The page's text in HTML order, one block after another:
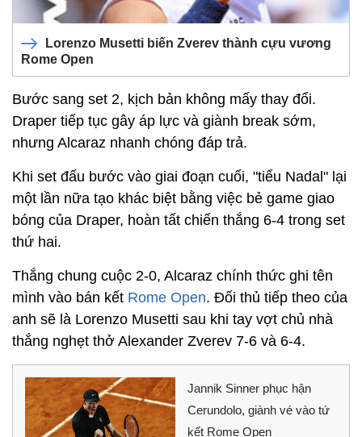
Lorenzo Musetti biến Zverev thành cựu vương
Rome Open
Bước sang set 2, kịch bản không mấy thay đổi.
Draper tiếp tục gây áp lực và giành break sớm,
nhưng Alcaraz nhanh chóng đáp trả.
Khi set đấu bước vào giai đoạn cuối, "tiểu Nadal" lại
một lần nữa tạo khác biệt bằng việc bẻ game giao
bóng của Draper, hoàn tất chiến thắng 6-4 trong set
thứ hai.
Thắng chung cuộc 2-0, Alcaraz chính thức ghi tên
mình vào bán kết Rome Open. Đối thủ tiếp theo của
anh sẽ là Lorenzo Musetti sau khi tay vợt chủ nhà
thắng nghẹt thở Alexander Zverev 7-6 và 6-4.
Jannik Sinner phục hận
Cerundolo, giành vé vào tứ
kết Rome Open